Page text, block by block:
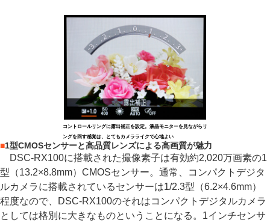
コントロールリングに露出補正を設定。液晶モニターを見ながらリ
ングを回す感覚は、とてもカメラライクで心地よい
■1型CMOSセンサーと高品質レンズによる高画質が魅力
DSC-RX100に搭載された撮像素子は有効約2,020万画素の1
型（13.2×8.8mm）CMOSセンサー。通常、コンパクトデジタ
ルカメラに搭載されているセンサーは1/2.3型（6.2×4.6mm）
程度なので、DSC-RX100のそれはコンパクトデジタルカメラ
としては格別に大きなものということになる。1インチセンサ